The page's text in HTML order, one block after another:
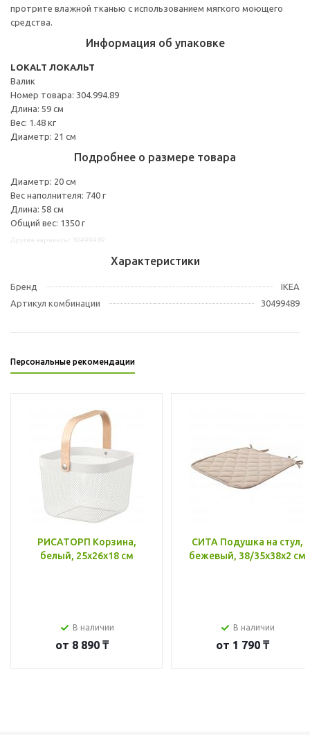
протрите влажной тканью с использованием мягкого моющего
средства.
Информация об упаковке
LOKALT ЛОКАЛЬТ
Валик
Номер товара: 304.994.89
Длина: 59 см
Вес: 1.48 кг
Диаметр: 21 см
Подробнее о размере товара
Диаметр: 20 см
Вес наполнителя: 740 г
Длина: 58 см
Общий вес: 1350 г
Характеристики
Бренд
IKEA
Артикул комбинации
30499489
Персональные рекомендации
РИСАТОРП Корзина,
белый, 25x26x18 см
В наличии
от 8 890 ₸
СИТА Подушка на стул,
бежевый, 38/35x38x2 см
В наличии
от 1 790 ₸